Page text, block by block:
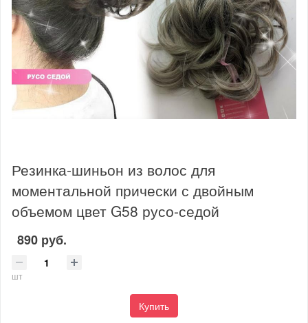
Резинка-шиньон из волос для
моментальной прически с двойным
объемом цвет G58 русо-седой
890 руб.
шт
Купить